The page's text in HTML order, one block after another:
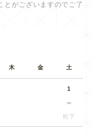
がございますのでご了
木 金 土
1
松下